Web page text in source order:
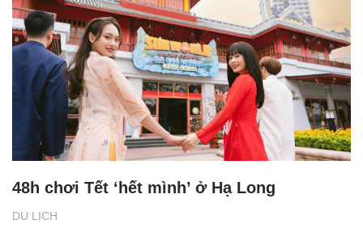
DU LỊCH
48h chơi Tết ‘hết mình’ ở Hạ Long